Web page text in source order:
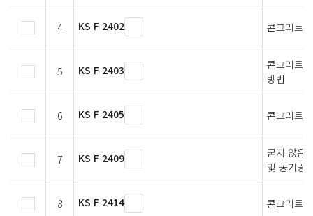
4 KS F 2402 콘크리트
5 KS F 2403
콘크리트
방법
6 KS F 2405 콘크리트
7 KS F 2409
굳지 않은
및 공기량
8 KS F 2414 콘크리트